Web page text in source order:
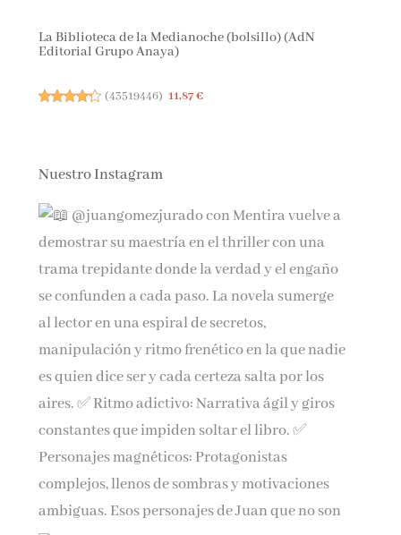
La Biblioteca de la Medianoche (bolsillo) (AdN
Editorial Grupo Anaya)
(43519446) 11,87 €
Nuestro Instagram